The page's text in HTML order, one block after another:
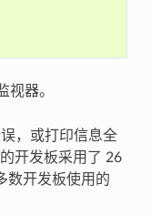
视器。
，或打印信息全
开发板采用了 26
数开发板使用的